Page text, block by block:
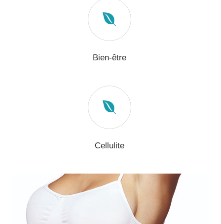
Bien-être
Cellulite